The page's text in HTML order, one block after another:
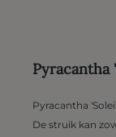
Pyracantha
Pyracantha
De struik kan